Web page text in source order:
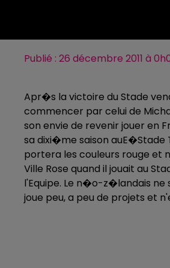
Publié : 26 décembre 2011 à
Apr�s la victoire du Stade
commencer par celui de
son envie de revenir jouer en
sa dixi�me saison
portera les couleurs rouge et
Ville Rose quand il jouait au
l'Equipe. Le n�o-z�landais ne
joue peu, a peu de projets et